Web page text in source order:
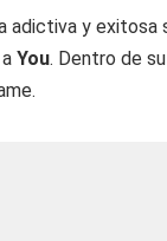
adictiva y exitosa
You. Dentro de